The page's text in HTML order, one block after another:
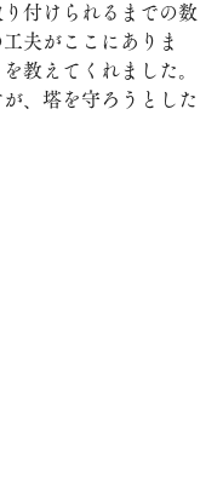
付けられるまでの数
夫がここにありま
教えてくれました。
、塔を守ろうとした